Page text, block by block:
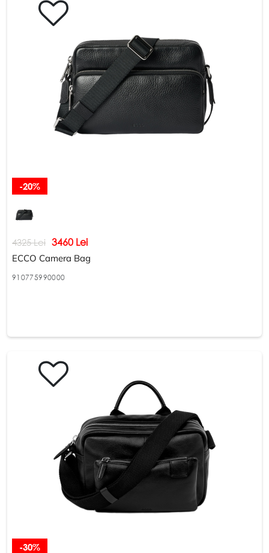
-20%
4325 Lei 3460 Lei
ECCO Camera Bag
910775990000
-30%